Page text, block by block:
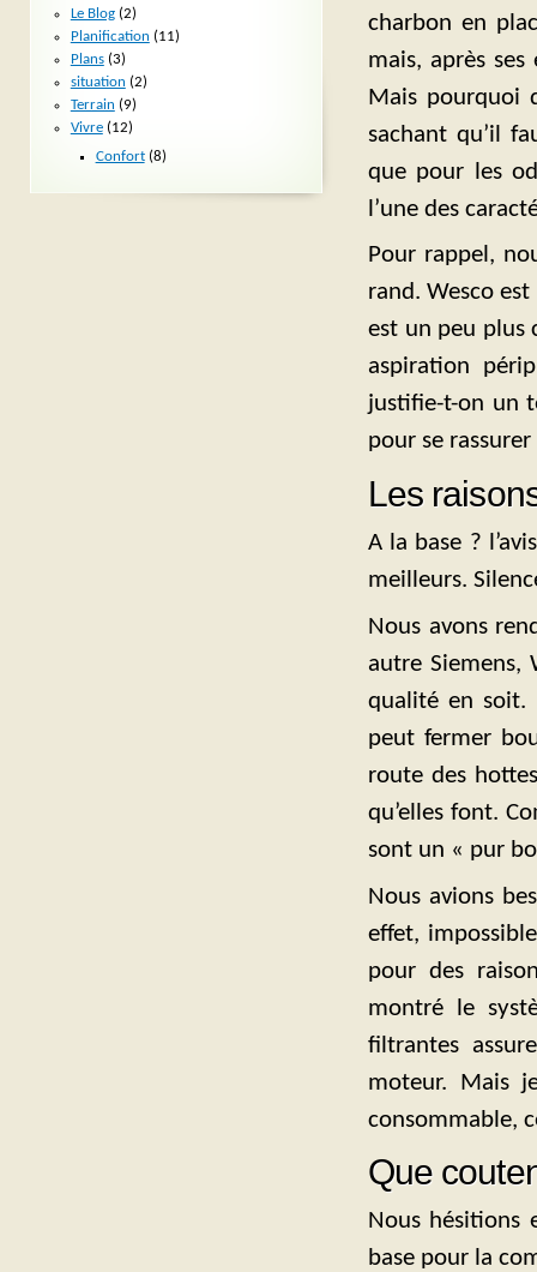
charbon en
mais, après
Mais pourquoi
sachant qu’il
que pour les
l’une des
Pour rappel,
rand. Wesco
est un peu plus
aspiration
justifie-t-on un
pour se
Les
A la base ?
meilleurs.
Nous avons
autre Siemens,
qualité en soit.
peut fermer
route des
qu’elles font.
sont un « pur
Nous avions
effet,
pour des
montré le
filtrantes
moteur. Mais
consommable,
Que
Nous hésitions
base pour la
Le Blog(2)
Planification (11)
Plans(3)
situation (2)
Terrain (9)
Vivre(12)
Confort(8)